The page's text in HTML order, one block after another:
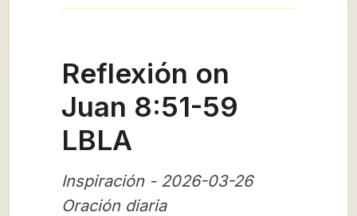
Reflexión on
Juan 8:51-59
LBLA
Inspiración - 2026-03-26
Oración diaria